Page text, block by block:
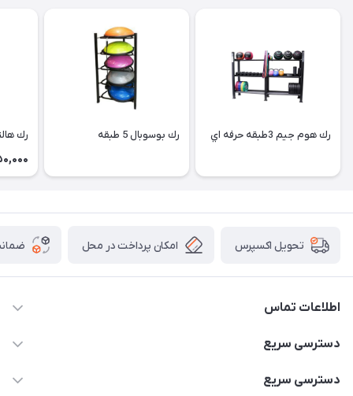
رك هوم جيم 3طبقه حرفه اي رك بوسوبال 5 طبقه رك
تحویل اکسپرس امکان پرداخت در محل
اطلاعات تماس
۰۹۳۵۶۰۴۰۳۶۵
دسترسی سریع
اسکیت فلایینگ ایگل
دسترسی سریع